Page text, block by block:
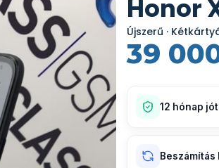
Honor
Újszerű ·
39
12 hónap